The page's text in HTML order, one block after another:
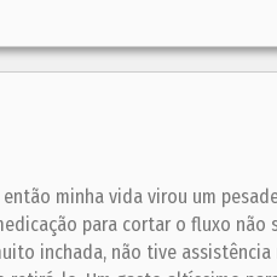
minha vida virou um
para cortar o fluxo não
inchada, não tive assistência